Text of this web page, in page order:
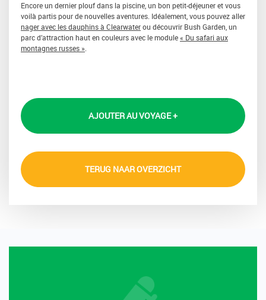
Encore un dernier plouf dans la piscine, un bon petit-déjeuner et vous
voilà partis pour de nouvelles aventures. Idéalement, vous pouvez aller
nager avec les dauphins à Clearwaterou découvrir Bush Garden, un
parc d’attraction haut en couleurs avec le module« Du safari aux
montagnes russes ».
AJOUTER AU VOYAGE +
TERUG NAAR OVERZICHT